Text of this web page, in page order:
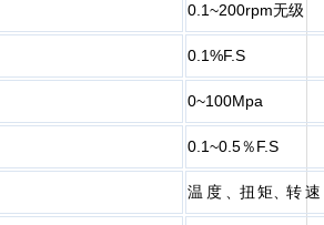
0.1~200rpm无级
0.1%F.S
0~100Mpa
0.1~0.5％F.S
温 度 扭矩 转速